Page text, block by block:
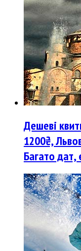
Дешеві
1200₴,
Багато дат,